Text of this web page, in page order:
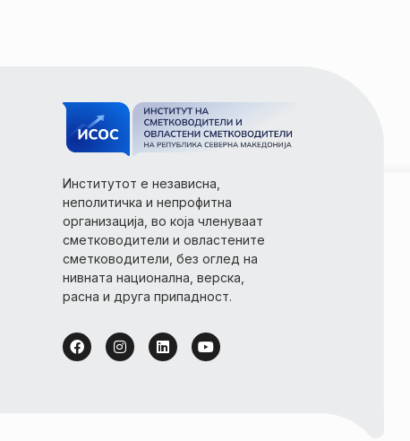
Институтот е независна,
неполитичка и непрофитна
организација, во која членуваат
сметководители и овластените
сметководители, без оглед на
нивната национална, верска,
расна и друга припадност.